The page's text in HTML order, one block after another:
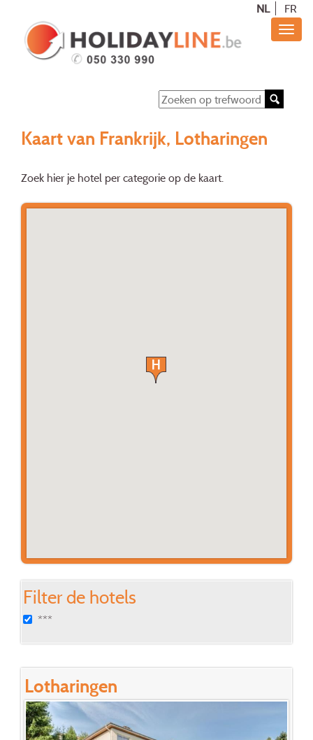
NL FR
Kaart van Frankrijk, Lotharingen
Zoek hier je hotel per categorie op de kaart.
Filter de hotels
***
Lotharingen